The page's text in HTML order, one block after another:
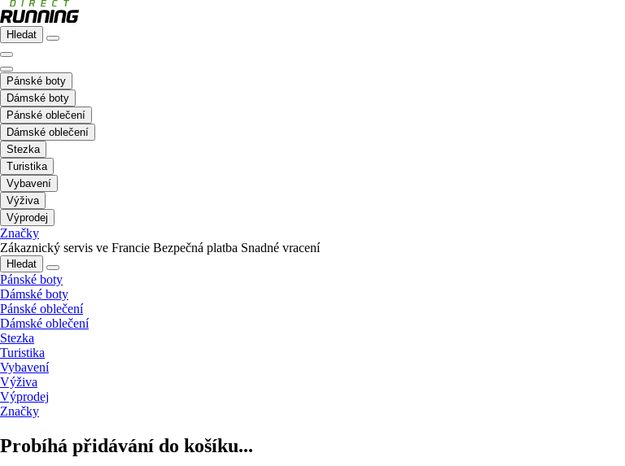
Hledat
Pánské boty
Dámské boty
Pánské oblečení
Dámské oblečení
Stezka
Turistika
Vybavení
Výživa
Výprodej
Značky
Zákaznický servis ve Francie Bezpečná platba Snadné vracení
Hledat
Pánské boty
Dámské boty
Pánské oblečení
Dámské oblečení
Stezka
Turistika
Vybavení
Výživa
Výprodej
Značky
Probíhá přidávání do košíku...